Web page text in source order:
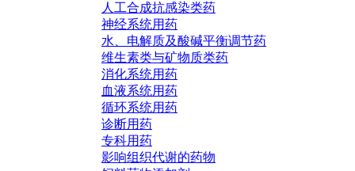
人工合成抗感染类药
神经系统用药
水、电解质及酸碱平衡调节药
维生素类与矿物质类药
消化系统用药
血液系统用药
循环系统用药
诊断用药
专科用药
影响组织代谢的药物